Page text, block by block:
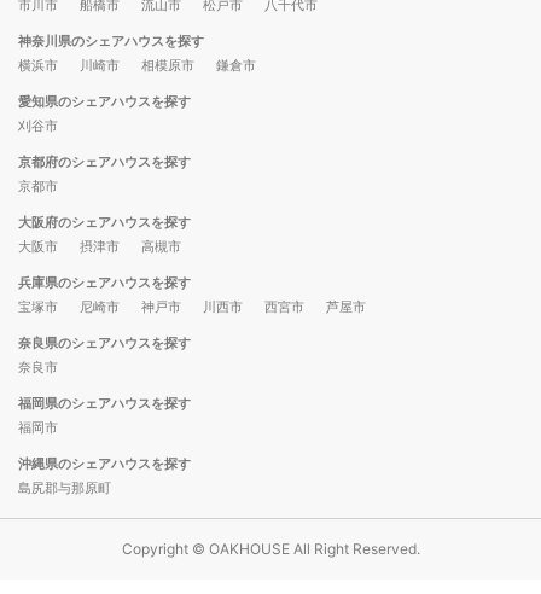
市川市
船橋市 流山市 松戸市 八千代市
神奈川県のシェアハウスを探す
横浜市
川崎市 相模原市 鎌倉市
愛知県のシェアハウスを探す
刈谷市
京都府のシェアハウスを探す
京都市
大阪府のシェアハウスを探す
大阪市
摂津市 高槻市
兵庫県のシェアハウスを探す
宝塚市
尼崎市 神戸市 川西市 西宮市 芦屋市
奈良県のシェアハウスを探す
奈良市
福岡県のシェアハウスを探す
福岡市
沖縄県のシェアハウスを探す
島尻郡与那原町
Copyright © OAKHOUSE All Right Reserved.